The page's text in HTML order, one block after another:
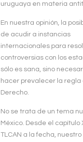
uruguaya en materia
En nuestra opinión, la
de acudir a instancias
internacionales para
controversias con los
sólo es sana, sino
hacer prevalecer la regla
Derecho.
No se trata de un tema
México. Desde el capítulo
TLCAN a la fecha, nuestro